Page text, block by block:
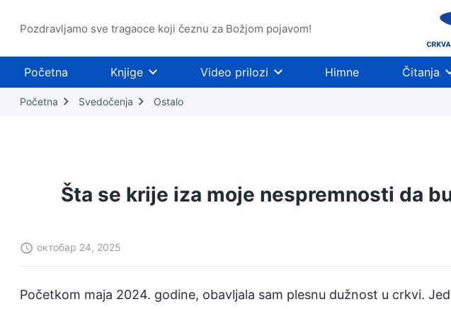
Pozdravljamo sve tragaoce koji čeznu za Božjom pojavom!
Početna Knjige Video prilozi Himne Čitanja
Početna Svedočenja Ostalo
Šta se krije iza moje nespremnosti da
октобар 24, 2025
Početkom maja 2024. godine, obavljala sam plesnu dužnost u crkvi.